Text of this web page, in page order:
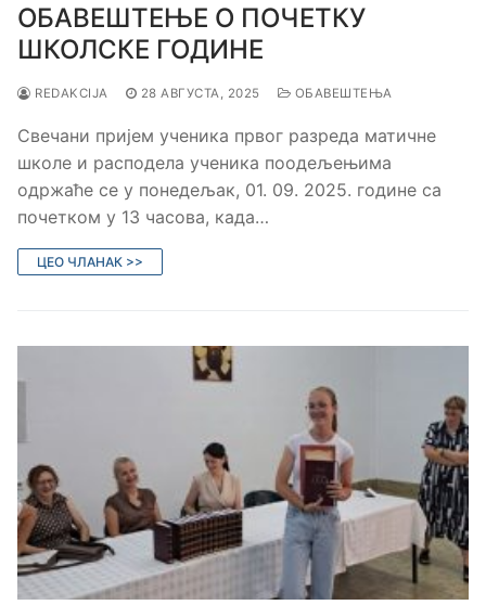
OБАВЕШТЕЊЕ О ПОЧЕТКУ
ШКОЛСКЕ ГОДИНЕ
REDAKCIJA 28 АВГУСТА, 2025 ОБАВЕШТЕЊА
Свечани пријем ученика првог разреда матичне
школе и расподела ученика поодељењима
одржаће се у понедељак, 01. 09. 2025. године са
почетком у 13 часова, када…
ЦЕО ЧЛАНАК >>